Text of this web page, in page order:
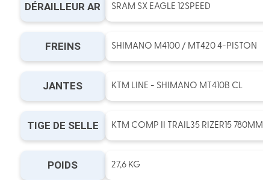
DÉRAILLEUR AR SRAM SX EAGLE 12SPEED
FREINS SHIMANO M4100 / MT420 4-PISTON
JANTES KTM LINE - SHIMANO MT410B CL
TIGE DE SELLE KTM COMP II TRAIL35 RIZER15 780MM
POIDS 27,6 KG